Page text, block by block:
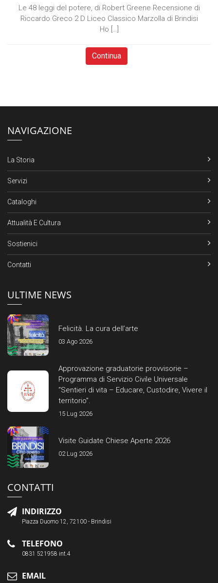
Le 48 leggi del potere, di Robert Greene Recensione di
Riccardo Greco 2 D Liceo Classico Marzolla di Brindisi
Ho […]
Continua
NAVIGAZIONE
La Storia
Servizi
Cataloghi
Attualità E Cultura
Sostienici
Contatti
ULTIME NEWS
Felicità. La cura dell’arte
03 Ago 2026
Approvazione graduatorie provvisorie –
Programma di Servizio Civile Universale
“Sentieri di vita – Educare, Custodire, Vivere il
territorio”.
15 Lug 2026
Visite Guidate Chiese Aperte 2026
02 Lug 2026
CONTATTI
INDIRIZZO
Piazza Duomo 12, 72100 - Brindisi
TELEFONO
0831 521958 int.4
EMAIL